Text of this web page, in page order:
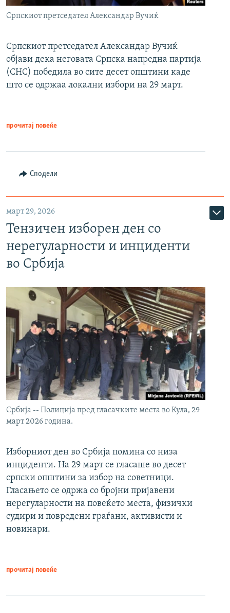
Српскиот претседател Александар Вучиќ
Српскиот претседател Александар Вучиќ
објави дека неговата Српска напредна партија
(СНС) победила во сите десет општини каде
што се одржаа локални избори на 29 март.
прочитај повеќе
Сподели
март 29, 2026
Тензичен изборен ден со
нерегуларности и инциденти
во Србија
Србија -- Полиција пред гласачките места во Кула, 29
март 2026 година.
Изборниот ден во Србија помина со низа
инциденти. На 29 март се гласаше во десет
српски општини за избор на советници.
Гласањето се одржа со бројни пријавени
нерегуларности на повеќето места, физички
судири и повредени граѓани, активисти и
новинари.
прочитај повеќе